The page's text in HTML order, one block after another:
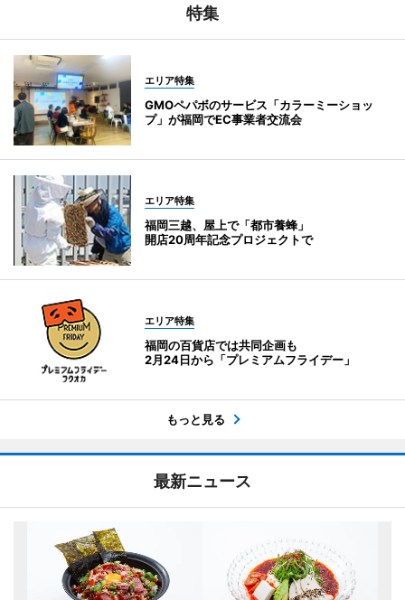
特集
エリア特集
GMOペパボのサービス「カラーミーショッ
プ」が福岡でEC事業者交流会
エリア特集
福岡三越、屋上で「都市養蜂」
開店20周年記念プロジェクトで
エリア特集
福岡の百貨店では共同企画も
2月24日から「プレミアムフライデー」
もっと見る
最新ニュース